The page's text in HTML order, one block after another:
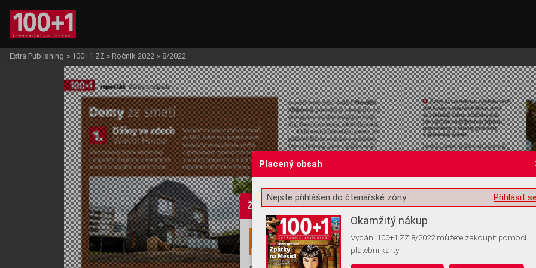
Žádost o souhlas s ukládáním volitelných informací
Extra Publishing » 100+1 ZZ » Ročník 2022 » 8/2022
Placený obsah
Přihlásit
Nejste přihlášen do čtenářské zóny
Okamžitý nákup
Vydání 100+1 ZZ 8/2022 můžete zakoupit pomocí
platební karty